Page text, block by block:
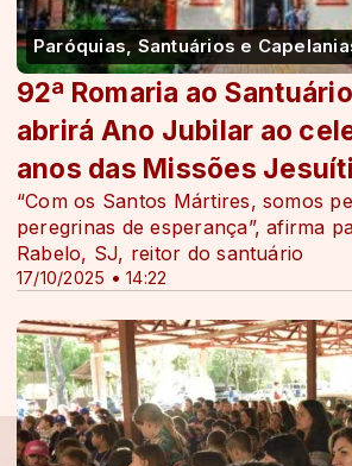
Paróquias, Santuários e
17/10/2025 • 14:22
92ª Romaria ao
abrirá Ano Jubilar ao
anos das Missões
“Com os Santos Mártires, somos
peregrinas de esperança”, afirma
Rabelo, SJ, reitor do santuário